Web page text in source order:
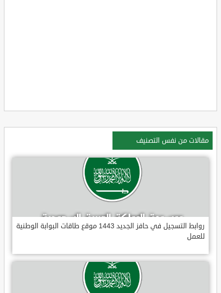
مقالات من نفس التصنيف
روابط التسجيل في حافز الجديد 1443 موقع طاقات البوابة الوطنية
للعمل